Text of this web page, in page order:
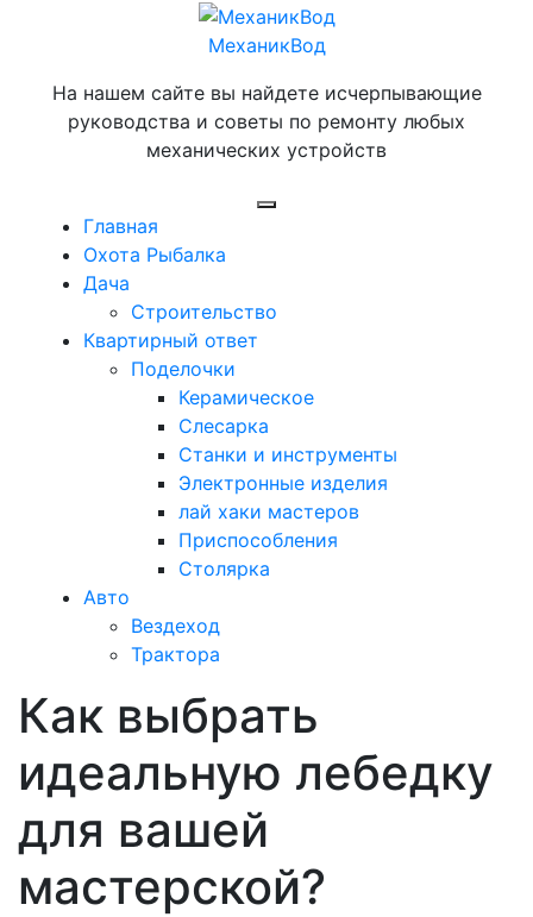
МеханикВод
На нашем сайте вы найдете исчерпывающие
руководства и советы по ремонту любых
механических устройств
Главная
Охота Рыбалка
Дача
Строительство
Квартирный ответ
Поделочки
Керамическое
Слесарка
Станки и инструменты
Электронные изделия
лай хаки мастеров
Приспособления
Столярка
Авто
Вездеход
Трактора
Закрыть
меню
Как выбрать
идеальную лебедку
для вашей
мастерской?